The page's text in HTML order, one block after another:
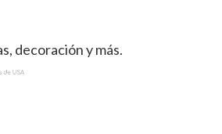
decoración y más.